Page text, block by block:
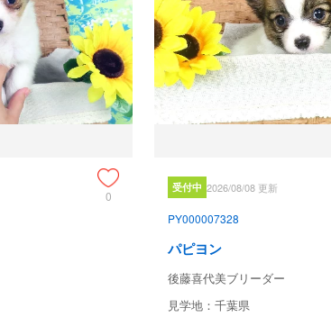
0
受付中 2026/08/08 更新
PY000007328
パピヨン
後藤喜代美ブリーダー
見学地：千葉県